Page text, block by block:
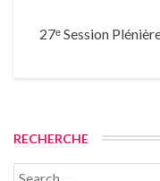
27ᵉ Session
RECHERCHE
Search